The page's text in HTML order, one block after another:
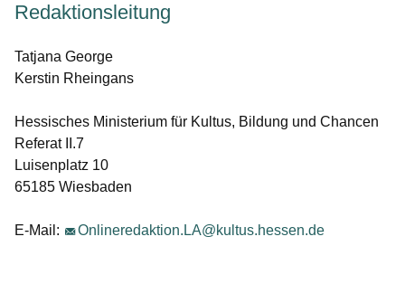
Redaktionsleitung
Tatjana George
Kerstin Rheingans
Hessisches Ministerium für Kultus, Bildung und Chancen
Referat II.7
Luisenplatz 10
65185 Wiesbaden
E-Mail: Onlineredaktion.LA@kultus.hessen.de